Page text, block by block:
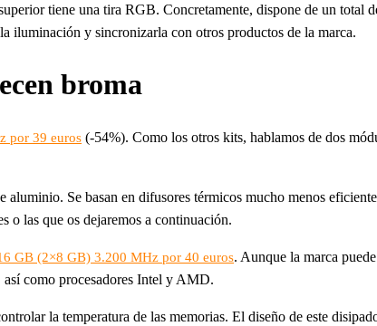
tiene una tira RGB. Concretamente, dispone de un total
iluminación y sincronizarla con otros productos de la marca.
broma
por 39 euros (-54%). Como los otros kits, hablamos de dos
Se basan en difusores térmicos mucho menos
o las que os dejaremos a continuación.
GB (2×8 GB) 3.200 MHz por 40 euros. Aunque la marca
como procesadores Intel y AMD.
la temperatura de las memorias. El diseño de este